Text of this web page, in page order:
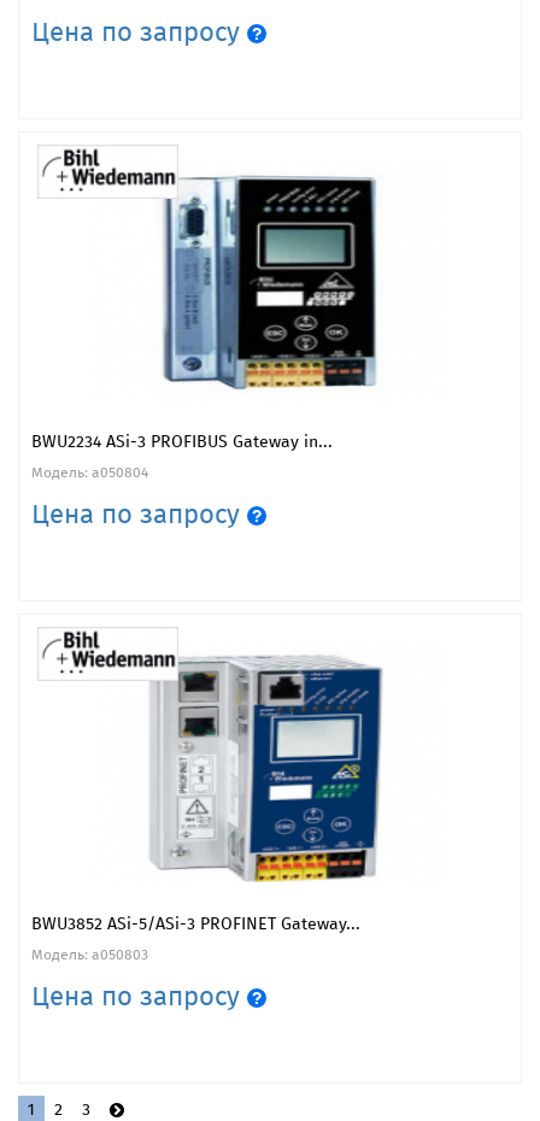
Цена по запросу
BWU2234 ASi-3 PROFIBUS Gateway in...
Модель: a050804
Цена по запросу
BWU3852 ASi-5/ASi-3 PROFINET Gateway...
Модель: a050803
Цена по запросу
1 2 3